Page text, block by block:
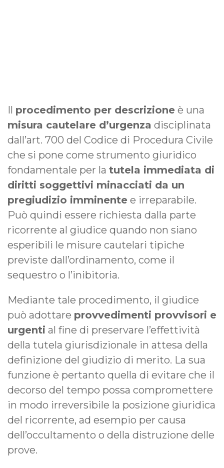
Il procedimento per descrizione è una
misura cautelare d’urgenza disciplinata
dall’art. 700 del Codice di Procedura Civile
che si pone come strumento giuridico
fondamentale per la tutela immediata di
diritti soggettivi minacciati da un
pregiudizio imminente e irreparabile.
Può quindi essere richiesta dalla parte
ricorrente al giudice quando non siano
esperibili le misure cautelari tipiche
previste dall’ordinamento, come il
sequestro o l’inibitoria.
Mediante tale procedimento, il giudice
può adottare provvedimenti provvisori e
urgenti al fine di preservare l’effettività
della tutela giurisdizionale in attesa della
definizione del giudizio di merito. La sua
funzione è pertanto quella di evitare che il
decorso del tempo possa compromettere
in modo irreversibile la posizione giuridica
del ricorrente, ad esempio per causa
dell’occultamento o della distruzione delle
prove.